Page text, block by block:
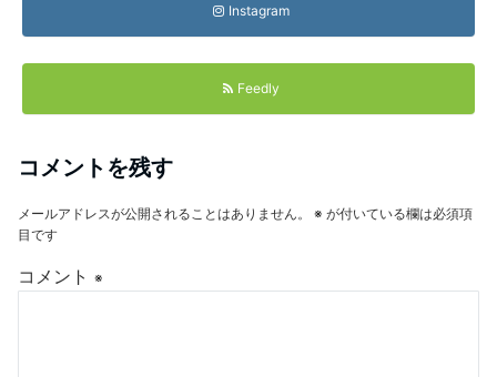
Instagram
Feedly
コメントを残す
メールアドレスが公開されることはありません。 ※ が付いている欄は必須項
目です
コメント ※